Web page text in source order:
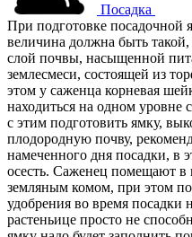
Посадка
При подготовке посадочной
величина должна быть
слой почвы, насыщенной
землесмеси, состоящей из
этом у саженца корневая
находиться на одном уровне
с этим подготовить ямку,
плодородную почву,
намеченного дня посадки, в
осесть. Саженец помещают в
земляным комом, при этом
удобрения во время посадки
растеньице просто не